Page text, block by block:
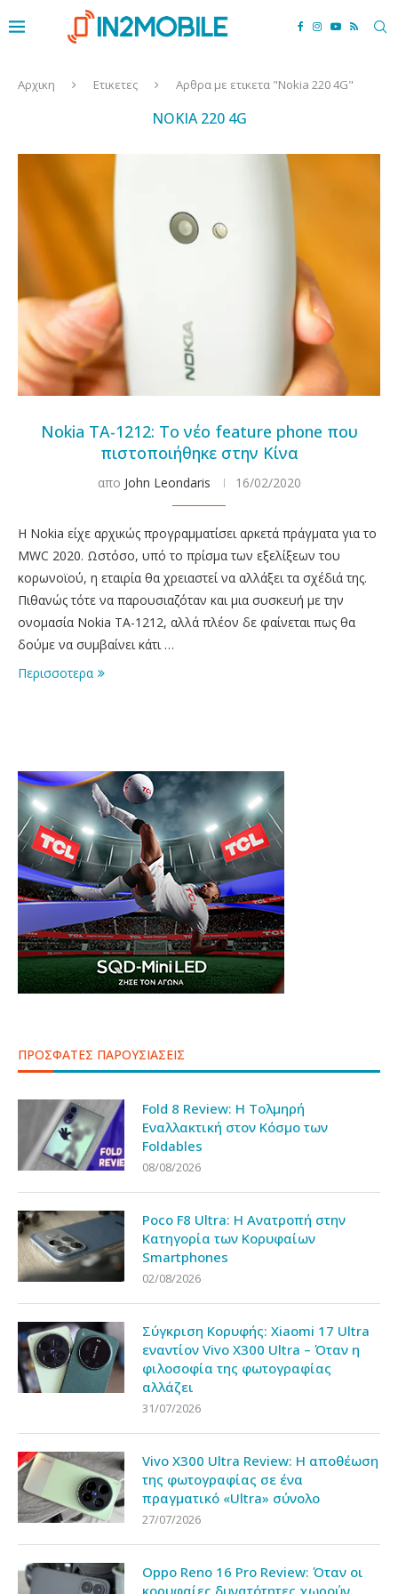
Αρχικη Ετικετες Αρθρα με ετικετα "Nokia 220 4G"
NOKIA 220 4G
Nokia TA-1212: Το νέο feature phone που
πιστοποιήθηκε στην Κίνα
απο John Leondaris 16/02/2020
Η Nokia είχε αρχικώς προγραμματίσει αρκετά πράγματα για το
MWC 2020. Ωστόσο, υπό το πρίσμα των εξελίξεων του
κορωνοϊού, η εταιρία θα χρειαστεί να αλλάξει τα σχέδιά της.
Πιθανώς τότε να παρουσιαζόταν και μια συσκευή με την
ονομασία Nokia TA-1212, αλλά πλέον δε φαίνεται πως θα
δούμε να συμβαίνει κάτι …
Περισσοτερα
ΠΡΟΣΦΑΤΕΣ ΠΑΡΟΥΣΙΑΣΕΙΣ
Fold 8 Review: Η Τολμηρή
Εναλλακτική στον Κόσμο των
Foldables
08/08/2026
Poco F8 Ultra: Η Ανατροπή στην
Κατηγορία των Κορυφαίων
Smartphones
02/08/2026
Σύγκριση Κορυφής: Xiaomi 17 Ultra
εναντίον Vivo X300 Ultra – Όταν η
φιλοσοφία της φωτογραφίας
αλλάζει
31/07/2026
Vivo X300 Ultra Review: Η αποθέωση
της φωτογραφίας σε ένα
πραγματικό «Ultra» σύνολο
27/07/2026
Oppo Reno 16 Pro Review: Όταν οι
κορυφαίες δυνατότητες χωρούν